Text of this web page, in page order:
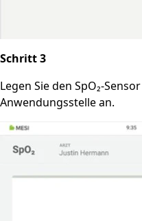
Schritt 3
Legen Sie den SpO₂-
Anwendungsstelle an.